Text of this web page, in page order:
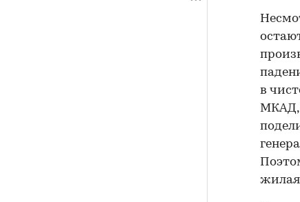
в
МКАД,
жилая